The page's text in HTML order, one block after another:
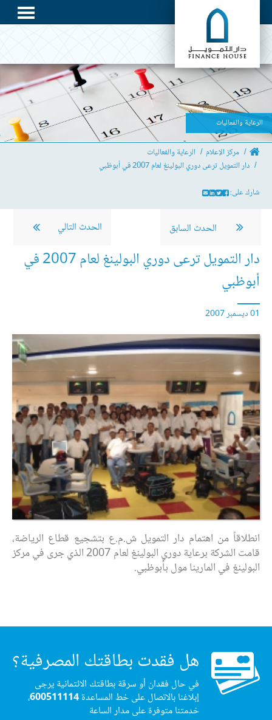
الرعاية والفعاليات
مركز الإعلام
الرعاية والفعاليات
دار التمويل ترعى دوري البولينغ لعام 2007 في أبوظبي
شارك على:
الحدث السابق الحدث التالي
دار التمويل ترعى دوري البولينغ لعام 2007 في
أبوظبي
01 ديسمبر 2007
انطلاقاً من اهتمام دار التمويل ش.م.ع بتشجيع قطاع الرياضة،
قامت الشركة برعاية دوري البولينغ لعام 2007 الذي جرى في مركز
البولينغ في المارينا مول بأبوظبي.
هل فقدت بطاقتك المصرفية؟
في حال فقدان أو سرقة بطاقتك الائتمانية يرجى
إبلاغنا بالاتصال على خط المساعدة600511114،
خدمتنا متوفرة على مدار الساعة